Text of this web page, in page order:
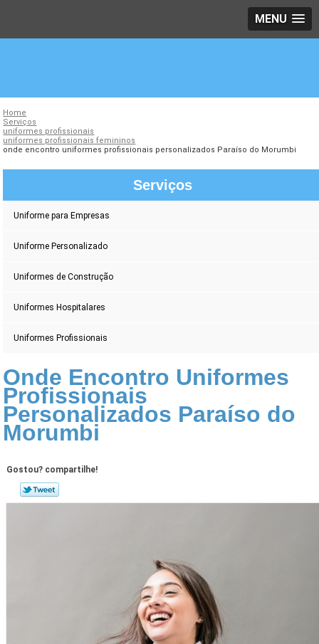
MENU
Home
Serviços
uniformes profissionais
uniformes profissionais femininos
onde encontro uniformes profissionais personalizados Paraíso do Morumbi
Serviços
Uniforme para Empresas
Uniforme Personalizado
Uniformes de Construção
Uniformes Hospitalares
Uniformes Profissionais
Onde Encontro Uniformes
Profissionais
Personalizados Paraíso do
Morumbi
Gostou? compartilhe!